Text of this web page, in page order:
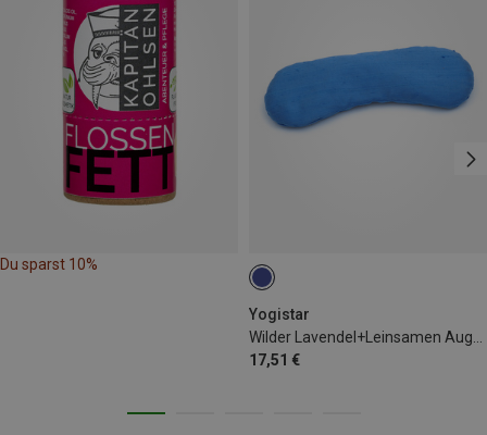
Du sparst 10%
Yogistar
17,51 €